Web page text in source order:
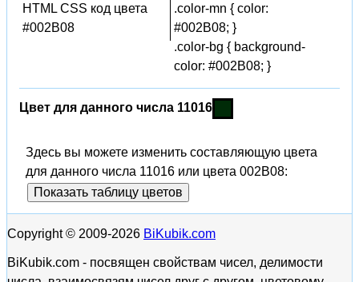
HTML CSS код цвета
#002B08
.color-mn { color:
#002B08; }
.color-bg { background-
color: #002B08; }
Цвет для данного числа 11016
Здесь вы можете изменить составляющую цвета
для данного числа 11016 или цвета 002B08:
Показать таблицу цветов
Copyright © 2009-2026 BiKubik.com
BiKubik.com - посвящен свойствам чисел, делимости